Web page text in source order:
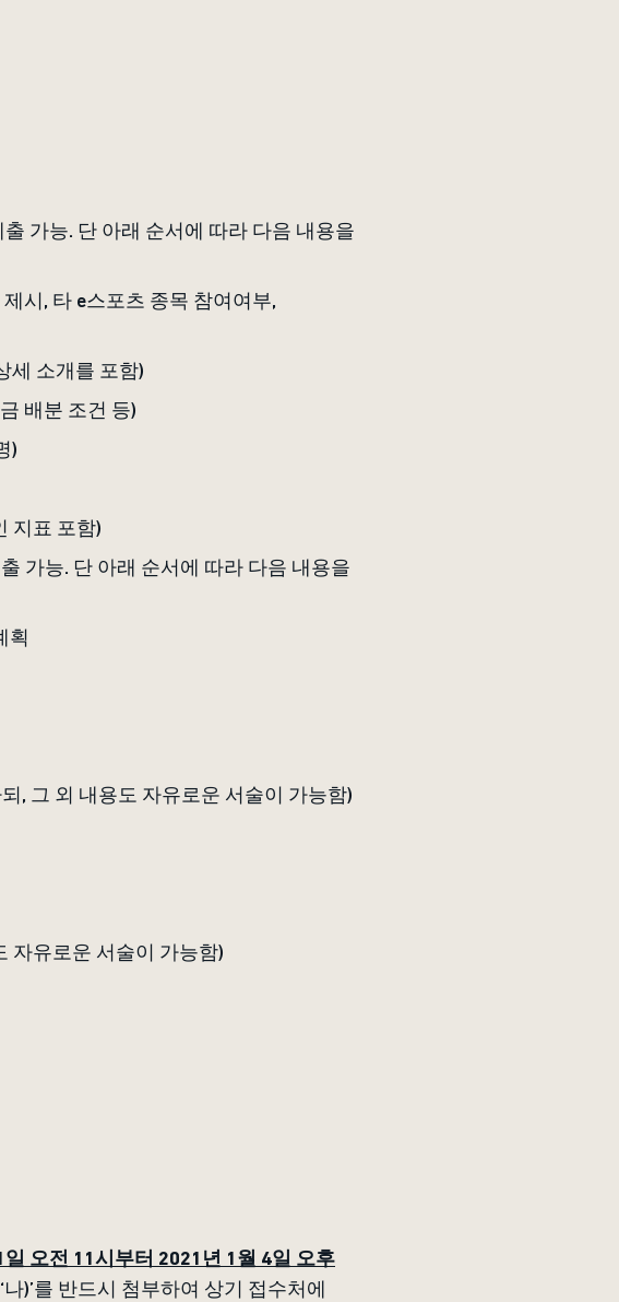
가능. 단 아래 순서에 따라 다음 내용을
시, 타 e스포츠 종목 참여여부,
세 소개를 포함)
배분 조건 등)
)
지표 포함)
가능. 단 아래 순서에 따라 다음 내용을
획
, 그 외 내용도 자유로운 서술이 가능함)
자유로운 서술이 가능함)
오전 11시부터 2021년 1월 4일 오후
나)’를 반드시 첨부하여 상기 접수처에